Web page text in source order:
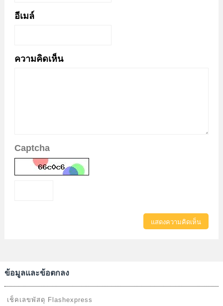
อีเมล์
ความคิดเห็น
Captcha
แสดงความคิดเห็น
ข้อมูลและข้อตกลง
เช็คเลขพัสดุ Flashexpress